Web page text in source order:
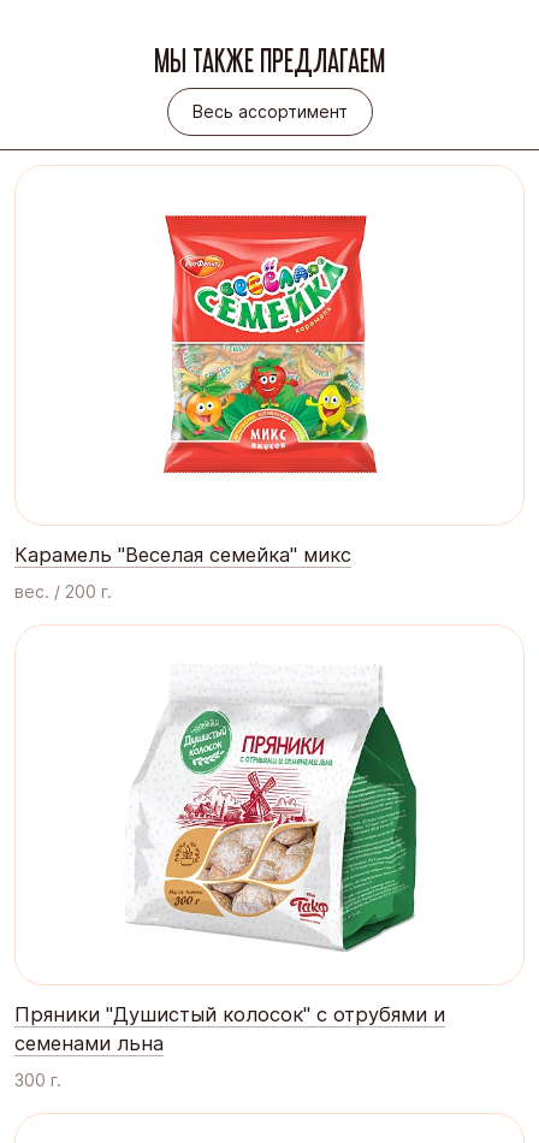
МЫ ТАКЖЕ ПРЕДЛАГАЕМ
Весь ассортимент
Весь ассортимент
Карамель "Веселая семейка" микс
вес. / 200 г.
Пряники "Душистый колосок" с отрубями и
семенами льна
300 г.